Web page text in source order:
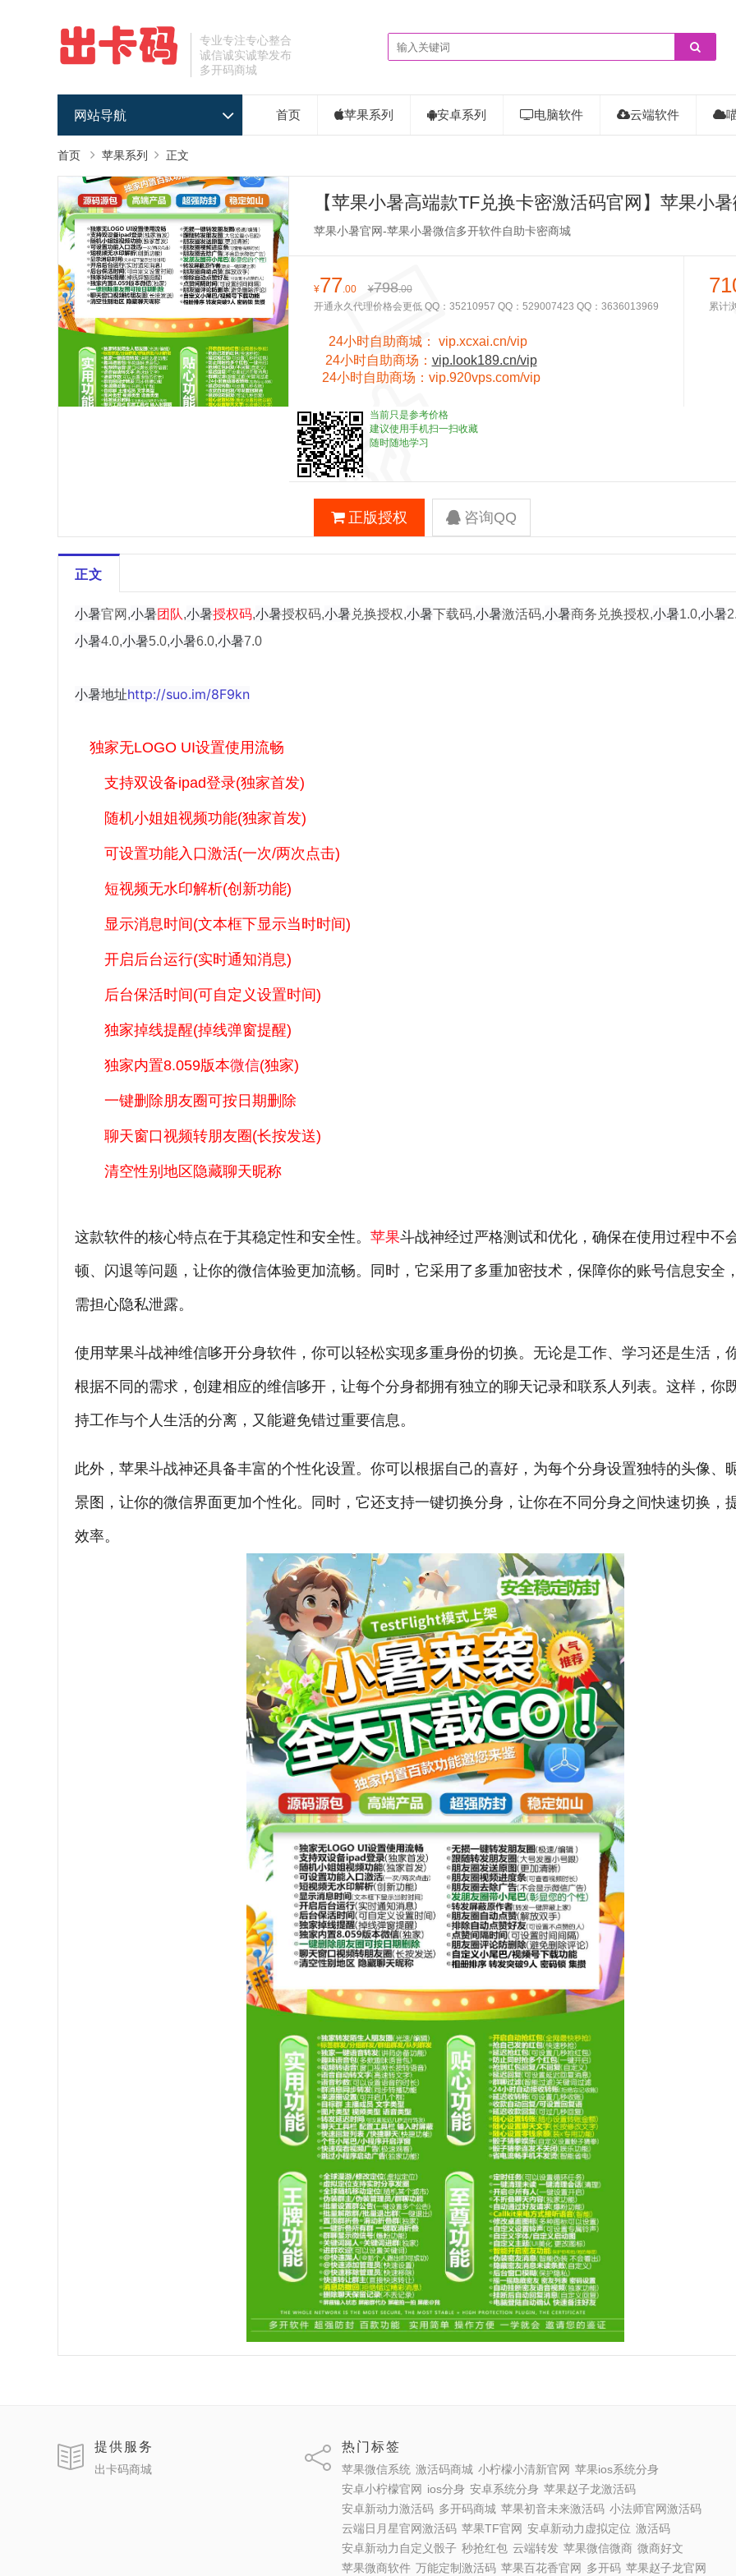
专业专注专心整合
诚信诚实诚挚发布
多开码商城
网站导航 首页 苹果系列 安卓系列 电脑软件 云端软件
首页 苹果系列 正文
【苹果小暑高端款TF兑换卡密激活码官网】苹果小
开软件自助卡密商城
苹果小暑官网-苹果小暑微信多开软件自助卡密商城
¥77.00 ¥798.00
开通永久代理价格会更低 QQ：35210957 QQ：529007423 QQ：3636013969
24小时自助商城： vip.xcxai.cn/vip
24小时自助商场： vip.look189.cn/vip
24小时自助商场： vip.920vps.com/vip
累计
当前只是参考价格
建议使用手机扫一扫收藏
随时随地学习
正版授权 咨询QQ
正文
小暑官网,小暑团队,小暑授权码,小暑授权码,小暑兑换授权,小暑下载码,小暑激活码,小暑商务兑换授权,小暑1.0,小暑
小暑4.0,小暑5.0,小暑6.0,小暑7.0
小暑地址http://suo.im/8F9kn
独家无LOGO UI设置使用流畅
支持双设备ipad登录(独家首发)
随机小姐姐视频功能(独家首发)
可设置功能入口激活(一次/两次点击)
短视频无水印解析(创新功能)
显示消息时间(文本框下显示当时时间)
开启后台运行(实时通知消息)
后台保活时间(可自定义设置时间)
独家掉线提醒(掉线弹窗提醒)
独家内置8.059版本微信(独家)
一键删除朋友圈可按日期删除
聊天窗口视频转朋友圈(长按发送)
清空性别地区隐藏聊天昵称
这款软件的核心特点在于其稳定性和安全性。 苹果斗战神经过严格测试和优化，确保在使用过程中不
顿、闪退等问题，让你的微信体验更加流畅。同时，它采用了多重加密技术，保障你的账号信息安全
需担心隐私泄露。
使用苹果斗战神维信哆开分身软件，你可以轻松实现多重身份的切换。无论是工作、学习还是生活，
根据不同的需求，创建相应的维信哆开，让每个分身都拥有独立的聊天记录和联系人列表。这样，你
持工作与个人生活的分离，又能避免错过重要信息。
此外，苹果斗战神还具备丰富的个性化设置。你可以根据自己的喜好，为每个分身设置独特的头像、
景图，让你的微信界面更加个性化。同时，它还支持一键切换分身，让你在不同分身之间快速切换，
效率。
提供服务
出卡码商城
热门标签
苹果微信系统 激活码商城 小柠檬小清新官网 苹果ios系统分身
安卓小柠檬官网 ios分身 安卓系统分身 苹果赵子龙激活码
安卓新动力激活码 多开码商城 苹果初音未来激活码 小法师官网激活码
云端日月星官网激活码 苹果TF官网 安卓新动力虚拟定位 激活码
安卓新动力自定义骰子 秒抢红包 云端转发 苹果微信微商 微商好文
苹果微商软件 万能定制激活码 苹果百花香官网 多开码 苹果赵子龙官网